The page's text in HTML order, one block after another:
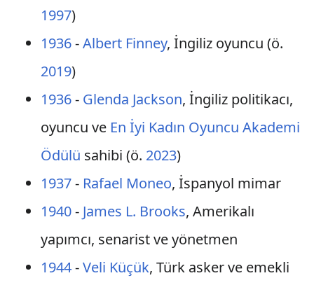
1997)
1936-Albert Finney, İngiliz oyuncu (ö.
2019)
1936- Glenda Jackson, İngiliz politikacı,
oyuncu ve En İyi Kadın Oyuncu Akademi
Ödülü sahibi (ö. 2023)
1937- Rafael Moneo, İspanyol mimar
1940- James L. Brooks, Amerikalı
yapımcı, senarist ve yönetmen
1944-Veli Küçük, Türk asker ve emekli